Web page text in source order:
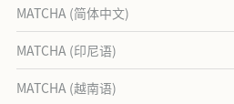
MATCHA (简体中文)
MATCHA (印尼语)
MATCHA (越南语)